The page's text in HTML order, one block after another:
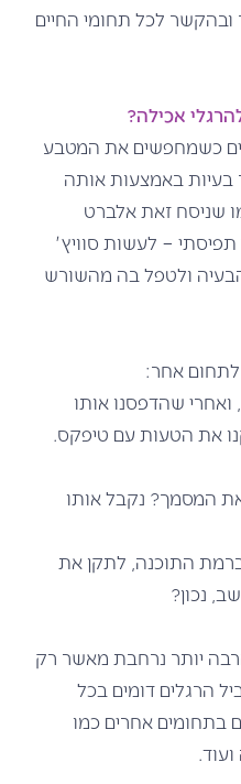
לכל תחומי החיים
אכילה?
כשמחפשים את המטבע
באמצעות אותה
שניסח זאת אלברט
תפיסתי – לעשות סוויץ'
ולטפל בה מהשורש
אחר:
שהדפסנו אותו
את הטעות עם טיפקס.
המסמך? נקבל אותו
התוכנה, לתקן את
נכון?
יותר נרחבת מאשר רק
הרגלים דומים בכל
בתחומים אחרים כמו